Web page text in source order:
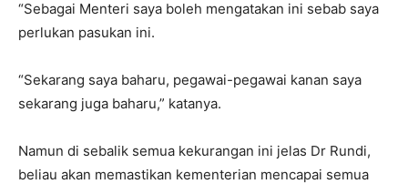
“Sebagai Menteri saya boleh mengatakan ini sebab saya
perlukan pasukan ini.
“Sekarang saya baharu, pegawai-pegawai kanan saya
sekarang juga baharu,” katanya.
Namun di sebalik semua kekurangan ini jelas Dr Rundi,
beliau akan memastikan kementerian mencapai semua